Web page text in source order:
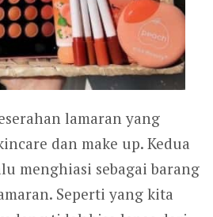
lamaran yang
dan make up. Kedua
menghiasi sebagai barang
Seperti yang kita